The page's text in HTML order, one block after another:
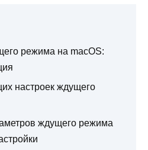
режима на macOS:
настроек ждущего
ждущего режима